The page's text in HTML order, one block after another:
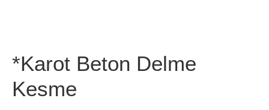
*Karot Beton Delme
Kesme